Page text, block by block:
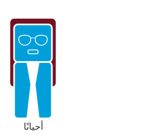
أحيانًا